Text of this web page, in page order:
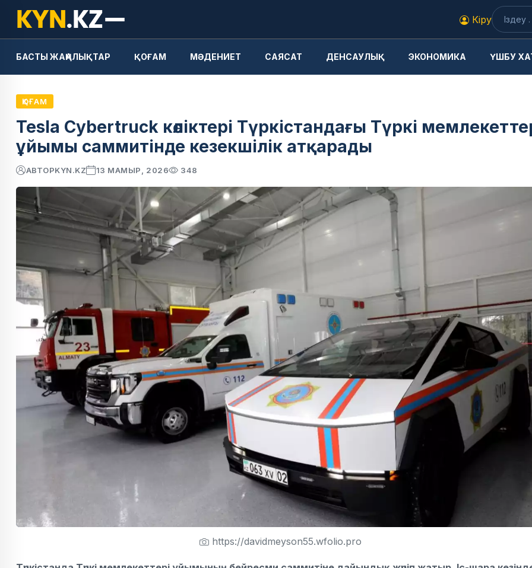
Кіру
БАСТЫ ЖАҢАЛЫҚТАР ҚОҒАМ МӘДЕНИЕТ САЯСАТ ДЕНСАУЛЫҚ ЭКОНОМИКА ҮШБУ
ҚОҒАМ
Tesla Cybertruck көліктері Түркістандағы Түркі
ұйымы саммитінде кезекшілік атқарады
АВТОРKYN.KZ 13 МАМЫР, 2026 348
https://davidmeyson55.wfolio.pro